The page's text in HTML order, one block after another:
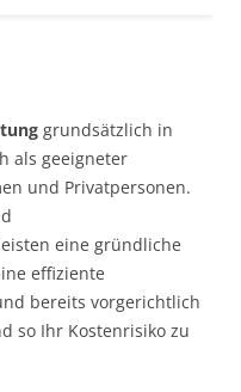
grundsätzlich in
als geeigneter
und Privatpersonen.
eine gründliche
effiziente
bereits vorgerichtlich
so Ihr Kostenrisiko zu